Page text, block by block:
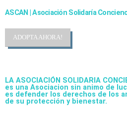
ASCAN | Asociación Solidaría
ADOPTA AHORA!
LA ASOCIACIÓN SOLIDARIA
es una Asociacion sin animo de
es defender los derechos de los
de su protección y bienestar.